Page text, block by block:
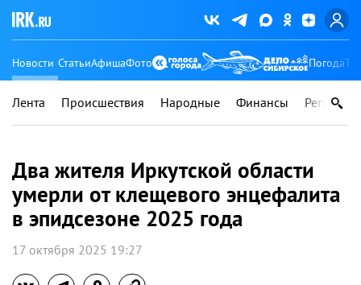
Новости СтатьиАфишаФото Погода
Лента Происшествия Народные Финансы Регионы
Два жителя Иркутской области
умерли от клещевого энцефалита
в эпидсезоне 2025 года
17 октября 2025 19:27